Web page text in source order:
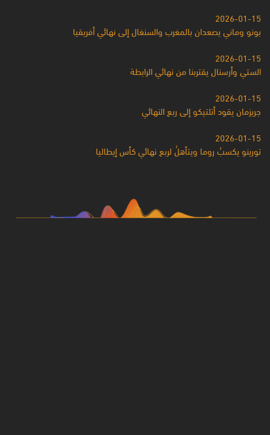
2026-01-15
بونو وماني يصعدان بالمغرب والسنغال إلى نهائي أفريقيا
2026-01-15
الستي وأرسنال يقتربنا من نهائي الرابطة
2026-01-15
جريزمان يقود أتلتيكو إلى ربع النهائي
2026-01-15
تورينو يكسبُ روما ويتأهلُ لربع نهائي كأس إيطاليا